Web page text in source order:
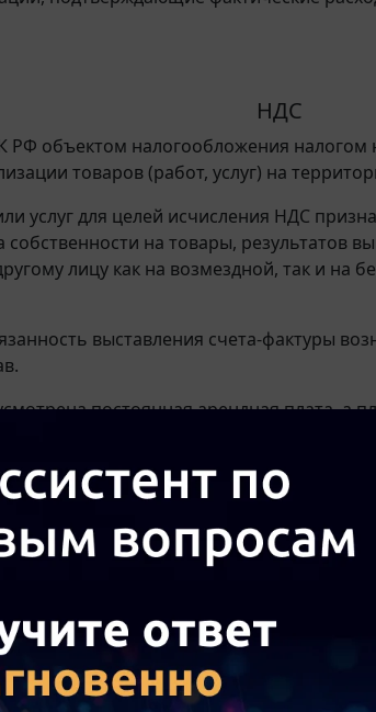
НДС
РФ объектом налогообложения налогом
товаров (работ, услуг) на
услуг для целей исчисления НДС
собственности на товары, результатов
лицу как на возмездной, так и на
выставления счета-фактуры
постоянная арендная плата, а
частью арендной платы и
договора аренды как платежи,
аренду помещений, то платежи за
по НДС.
арендодатель на сумму указанных
N ШС-22-3/86@ со ссылкой на письма
ФНС России от 21.03.2006 N ШТ-6-03/
Минфина Россииот 31.12.2008 N
правомочен выставить счет-